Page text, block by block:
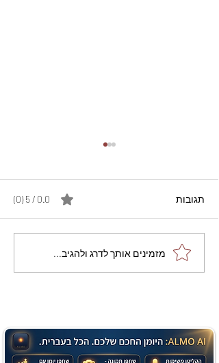
מתכון מנצח עוגת מייפל
שוקולד בחושה וקלה - זיוה
תגובות 0.0 / 5 ‏(0)
מזמינים אותך לדרג ולהגיב...